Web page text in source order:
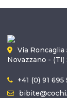
Via Roncaglia
Novazzano - (TI)
+41 (0) 91 695